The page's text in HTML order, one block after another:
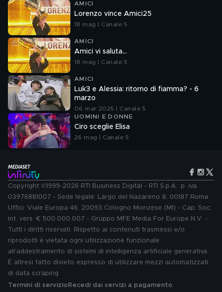
AMICI
Lorenzo vince Amici25
18 mag | Canale 5
AMICI
Amici vi saluta...
18 mag | Canale 5
AMICI
Luk3 e Alessia: ritorno di fiamma? - 6
marzo
06 mar 2025 | Canale 5
UOMINI E DONNE
Ciro sceglie Elisa
26 mag | Canale 5
Copyright ©1999-2026 RTI Business Digital - RTI S.p.A.: p. iva
03976881007 - Sede legale: Largo del Nazareno 8, 00187 Roma.
Uffici: Viale Europa 46, 20093 Cologno Monzese (MI) - Cap. Soc.
int. vers. € 500.000.007 - Gruppo MFE Media For Europe N.V. -
Tutti i diritti riservati. Rispetto ai contenuti trasmessi e/o
riprodotti è vietata ogni utilizzazione funzionale
all'addestramento di sistemi di intelligenza artificiale generativa.
È altresì fatto divieto espresso di utilizzare mezzi automatizzati
di data scraping.
Termini di servizio Recedi dai servizi a pagamento